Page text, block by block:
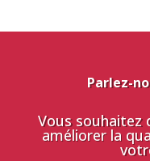
Parlez-
Vous souhaitez
améliorer la